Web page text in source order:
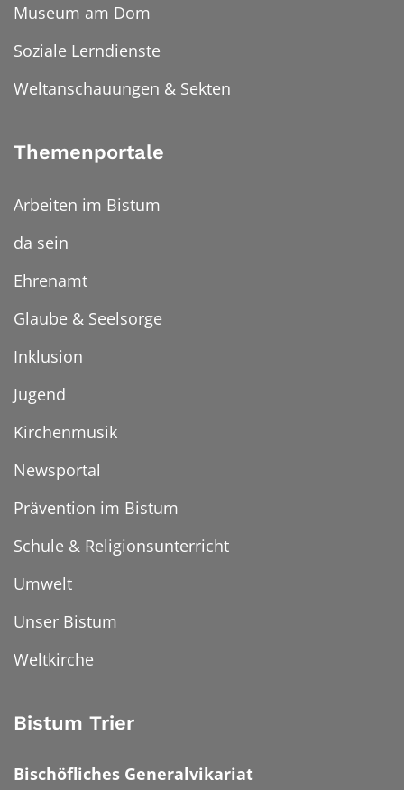
Museum am Dom
Soziale Lerndienste
Weltanschauungen & Sekten
Themenportale
Arbeiten im Bistum
da sein
Ehrenamt
Glaube & Seelsorge
Inklusion
Jugend
Kirchenmusik
Newsportal
Prävention im Bistum
Schule & Religionsunterricht
Umwelt
Unser Bistum
Weltkirche
Bistum Trier
Bischöfliches Generalvikariat